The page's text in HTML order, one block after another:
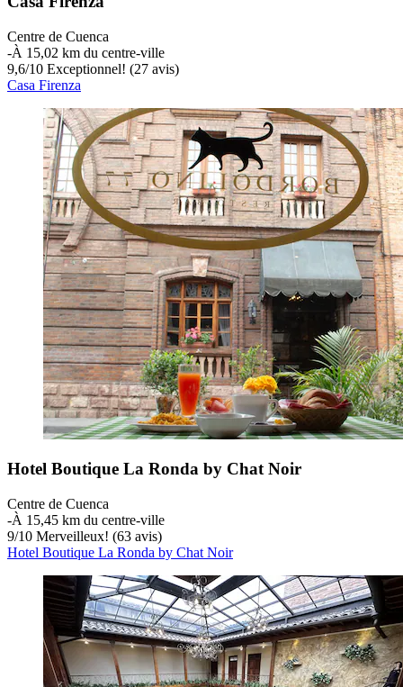
Centre de Cuenca
‐À 15,02 km du centre-ville
9,6/10 Exceptionnel! (27 avis)
Casa Firenza
Hotel Boutique La Ronda by Chat Noir
Centre de Cuenca
‐À 15,45 km du centre-ville
9/10 Merveilleux! (63 avis)
Hotel Boutique La Ronda by Chat Noir